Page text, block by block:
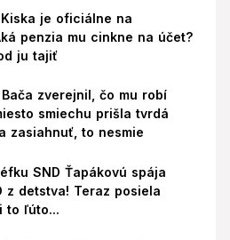
je oficiálne na
penzia mu cinkne na účet?
ju tajiť
Bača zverejnil, čo mu robí
smiechu prišla tvrdá
zasiahnuť, to nesmie
SND Ťapákovú spája
z detstva! Teraz posiela
to ľúto...